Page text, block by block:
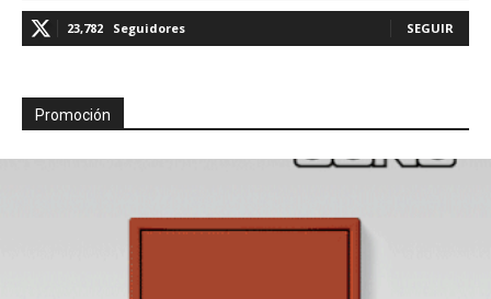
23,782 Seguidores SEGUIR
Promoción